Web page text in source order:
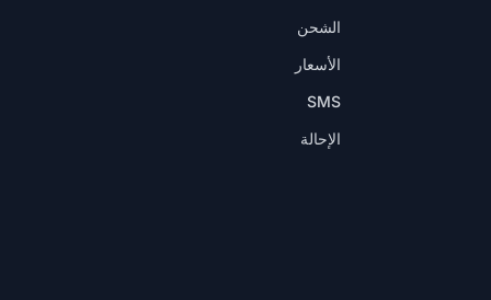
الشحن
الأسعار
SMS
الإحالة